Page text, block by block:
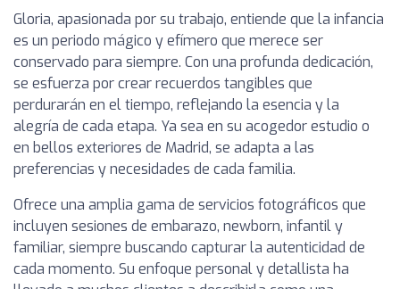
Gloria, apasionada por su trabajo, entiende que la infancia
es un periodo mágico y efímero que merece ser
conservado para siempre. Con una profunda dedicación,
se esfuerza por crear recuerdos tangibles que
perdurarán en el tiempo, reflejando la esencia y la
alegría de cada etapa. Ya sea en su acogedor estudio o
en bellos exteriores de Madrid, se adapta a las
preferencias y necesidades de cada familia.
Ofrece una amplia gama de servicios fotográficos que
incluyen sesiones de embarazo, newborn, infantil y
familiar, siempre buscando capturar la autenticidad de
cada momento. Su enfoque personal y detallista ha